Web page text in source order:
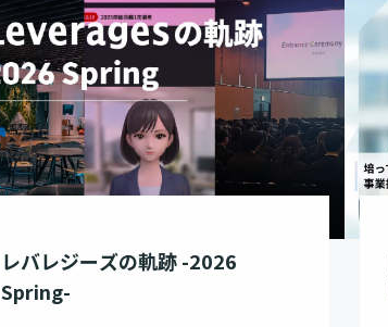
レバレジーズの軌跡 -2026
Spring-